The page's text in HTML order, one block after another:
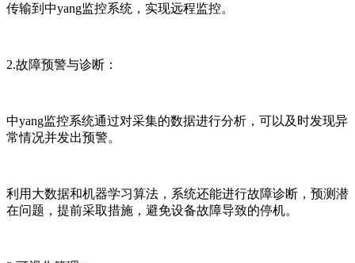
传输到中yang监控系统，实现远程监控。
2.故障预警与诊断：
中yang监控系统通过对采集的数据进行分析，可以及时发现异
常情况并发出预警。
利用大数据和机器学习算法，系统还能进行故障诊断，预测潜
在问题，提前采取措施，避免设备故障导致的停机。